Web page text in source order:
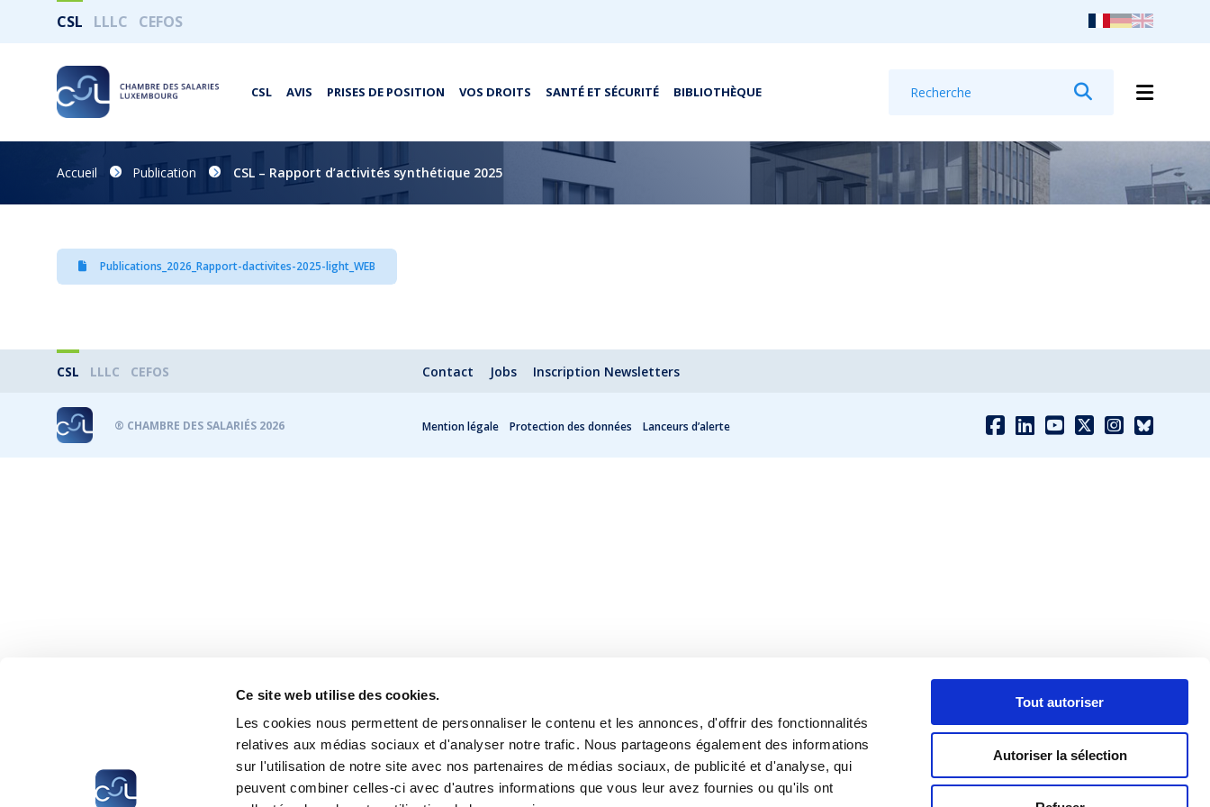
Ce site web utilise des cookies.
Les cookies nous permettent de personnaliser le contenu et les annonces, d'offrir des fonctionnalités
relatives aux médias sociaux et d'analyser notre trafic. Nous partageons également des informations
sur l'utilisation de notre site avec nos partenaires de médias sociaux, de publicité et d'analyse, qui
peuvent combiner celles-ci avec d'autres informations que vous leur avez fournies ou qu'ils ont
Tout autoriser
Autoriser la sélection
CSL LLLC CEFOS
CSL AVIS PRISES DE POSITION VOS DROITS SANTÉ ET SÉCURITÉ BIBLIOTHÈQUE
Accueil Publication CSL – Rapport d’activités synthétique 2025
Publications_2026_Rapport-dactivites-2025-light_WEB
CSL LLLC CEFOS Contact Jobs Inscription Newsletters
® CHAMBRE DES SALARIÉS 2026 Mention légale Protection des données Lanceurs d’alerte